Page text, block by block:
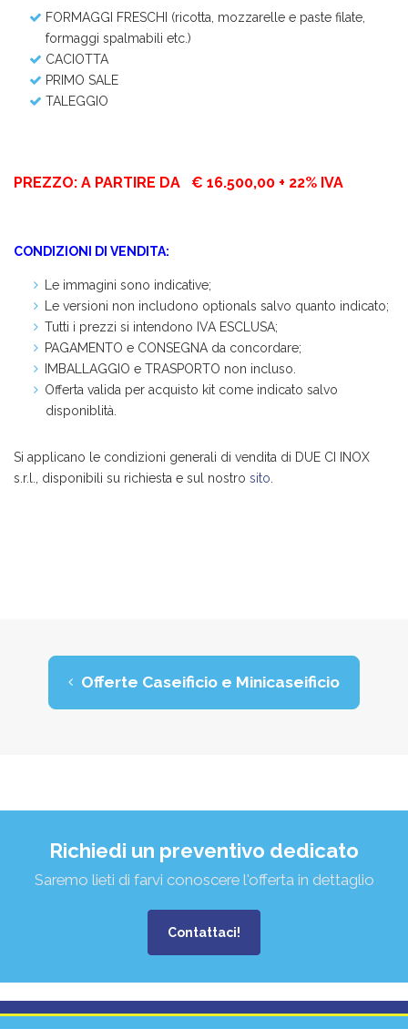
FORMAGGI FRESCHI (ricotta, mozzarelle e paste filate,
formaggi spalmabili etc.)
CACIOTTA
PRIMO SALE
TALEGGIO
PREZZO: A PARTIRE DA € 16.500,00 + 22% IVA
CONDIZIONI DI VENDITA:
Le immagini sono indicative;
Le versioni non includono optionals salvo quanto indicato;
Tutti i prezzi si intendono IVA ESCLUSA;
PAGAMENTO e CONSEGNA da concordare;
IMBALLAGGIO e TRASPORTO non incluso.
Offerta valida per acquisto kit come indicato salvo
disponiblità.
Si applicano le condizioni generali di vendita di DUE CI INOX
s.r.l., disponibili su richiesta e sul nostro sito
Offerte Caseificio e Minicaseificio
Richiedi un preventivo dedicato
Saremo lieti di farvi conoscere l'offerta in dettaglio
Contattaci!